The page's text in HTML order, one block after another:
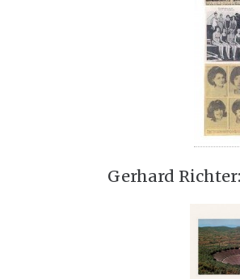
Gerhard Richter: